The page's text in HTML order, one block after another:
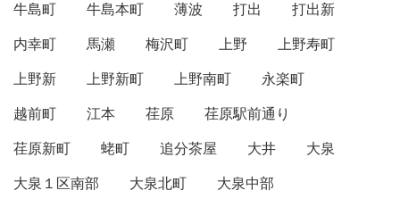
牛島町
牛島本町 薄波 打出
打出新
内幸町
馬瀬 梅沢町 上野
上野寿町
上野新
上野新町 上野南町
永楽町
越前町
江本 荏原
荏原駅前通り
荏原新町
蛯町 追分茶屋 大井
大泉
大泉１区南部
大泉北町
大泉中部